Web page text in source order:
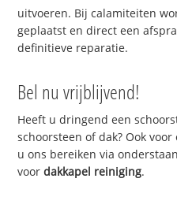
uitvoeren. Bij calamiteiten
geplaatst en direct een
definitieve reparatie.
Bel nu vrijblijvend!
Heeft u dringend een
schoorsteen of dak? Ook
u ons bereiken via
voordakkapel reiniging.